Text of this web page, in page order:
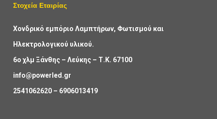
Στοχεία Εταιρίας
Χονδρικό εμπόριο Λαμπτήρων, Φωτισμού και
Ηλεκτρολογικού υλικού.
6ο χλμ Ξάνθης – Λεύκης – Τ.Κ. 67100
info@powerled.gr
2541062620– 6906013419